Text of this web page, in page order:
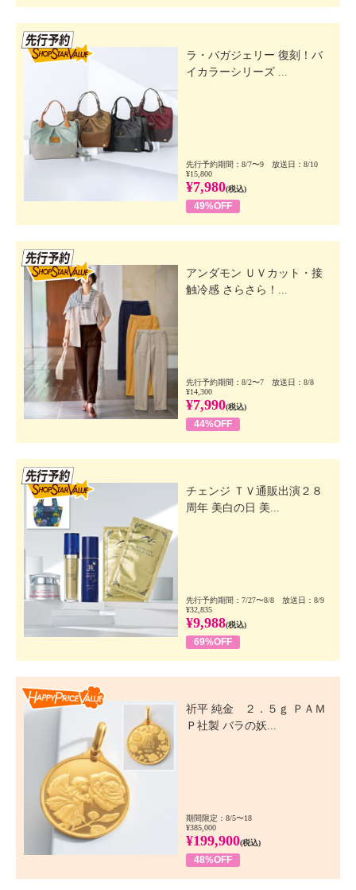
ラ・バガジェリー 復刻！バ
イカラーシリーズ ...
先行予約期間：8/7〜9 放送日：8/10
¥15,800
¥7,980(税込)
49%OFF
アンダモン ＵＶカット・接
触冷感 さらさら！...
先行予約期間：8/2〜7 放送日：8/8
¥14,300
¥7,990(税込)
44%OFF
チェンジ ＴＶ通販出演２８
周年 美白の日 美...
先行予約期間：7/27〜8/8 放送日：8/9
¥32,835
¥9,988(税込)
69%OFF
祈平 純金 ２．５ｇ ＰＡＭ
Ｐ社製 バラの妖...
期間限定：8/5〜18
¥385,000
¥199,900(税込)
48%OFF